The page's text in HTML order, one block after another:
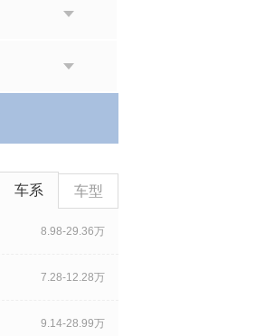
车系 车型
8.98-29.36万
7.28-12.28万
9.14-28.99万